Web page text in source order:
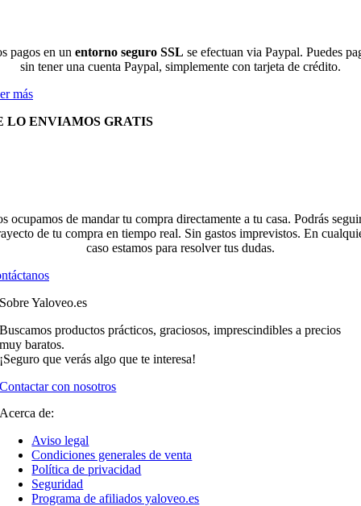
pagos en un entorno seguro SSL se efectuan via Paypal. Puedes
sin tener una cuenta Paypal, simplemente con tarjeta de crédito.
más
LO ENVIAMOS GRATIS
ocupamos de mandar tu compra directamente a tu casa. Podrás
de tu compra en tiempo real. Sin gastos imprevistos. En
caso estamos para resolver tus dudas.
Sobre Yaloveo.es
Buscamos productos prácticos, graciosos, imprescindibles a precios
muy baratos.
¡Seguro que verás algo que te interesa!
Contactar con nosotros
Acerca de:
Aviso legal
Condiciones generales de venta
Política de privacidad
Seguridad
Programa de afiliados yaloveo.es